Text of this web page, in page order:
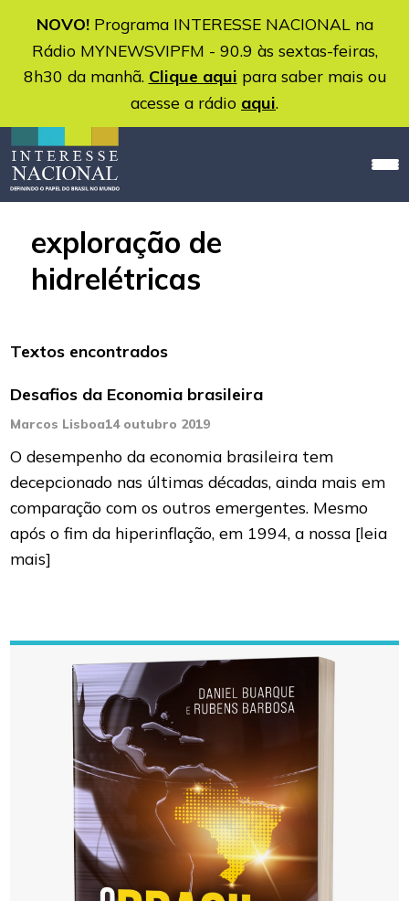
NOVO!Programa INTERESSE NACIONAL na
Rádio MYNEWSVIPFM - 90.9 às sextas-feiras,
8h30 da manhã. Clique aqui para saber mais ou
acesse a rádio aqui.
exploração de
hidrelétricas
Textos encontrados
Desafios da Economia brasileira
Marcos Lisboa14 outubro 2019
O desempenho da economia brasileira tem
decepcionado nas últimas décadas, ainda mais em
comparação com os outros emergentes. Mesmo
após o fim da hiperinflação, em 1994, a nossa [leia
mais]